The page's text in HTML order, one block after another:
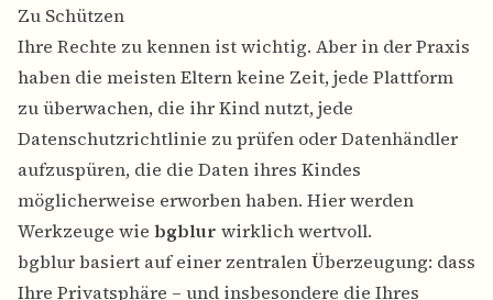
Zu Schützen
Ihre Rechte zu kennen ist wichtig. Aber in der Praxis
haben die meisten Eltern keine Zeit, jede Plattform
zu überwachen, die ihr Kind nutzt, jede
Datenschutzrichtlinie zu prüfen oder Datenhändler
aufzuspüren, die die Daten ihres Kindes
möglicherweise erworben haben. Hier werden
Werkzeuge wie bgblur wirklich wertvoll.
bgblur basiert auf einer zentralen Überzeugung: dass
Ihre Privatsphäre – und insbesondere die Ihres